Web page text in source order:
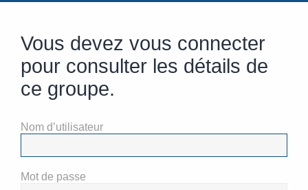
Vous devez vous connecter
pour consulter les détails de
ce groupe.
Nom d’utilisateur
Mot de passe